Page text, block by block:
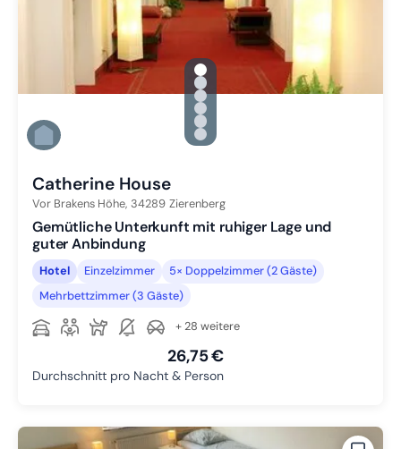
gallery.slide_selector
Zu Slide 1 wechseln
Zu Slide 2 wechseln
Zu Slide 3 wechseln
Zu Slide 4 wechseln
Zu Slide 5 wechseln
Zu Slide 6 wechseln
Catherine House
Vor Brakens Höhe, 34289 Zierenberg
Gemütliche Unterkunft mit ruhiger Lage und
guter Anbindung
Hotel Einzelzimmer
5× Doppelzimmer (2 Gäste)
Mehrbettzimmer (3 Gäste)
+ 28 weitere
26,75 €
Durchschnitt pro Nacht & Person